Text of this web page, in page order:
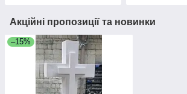
Акційні пропозиції та новинки
–15%